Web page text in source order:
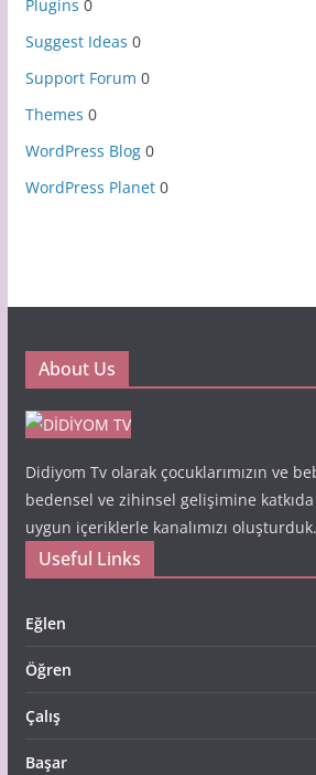
Plugins 0
Suggest Ideas 0
Support Forum 0
Themes 0
WordPress Blog0
WordPress Planet0
About Us
Didiyom Tv olarak çocuklarımızın ve
bedensel ve zihinsel gelişimine
uygun içeriklerle kanalımızı oluşturduk.
Useful Links
Eğlen
Öğren
Çalış
Başar